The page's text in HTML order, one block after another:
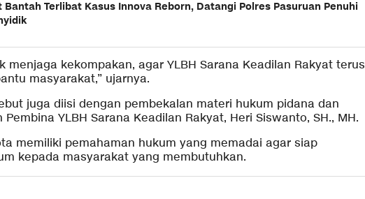
Bantah Terlibat Kasus Innova Reborn, Datangi Polres Pasuruan Penuhi
menjaga kekompakan, agar YLBH Sarana Keadilan Rakyat terus
masyarakat,” ujarnya.
juga diisi dengan pembekalan materi hukum pidana dan
YLBH Sarana Keadilan Rakyat, Heri Siswanto, SH., MH.
memiliki pemahaman hukum yang memadai agar siap
kepada masyarakat yang membutuhkan.